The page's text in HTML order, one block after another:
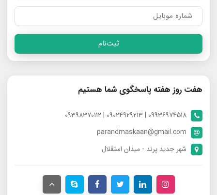
ثبت‌نام
هفت روز هفته پاسخگوی شما هستیم
09936974518 | 09024929213 | 09398370112
parandmaskaan@gmail.com
شهر جدید پرند - میدان استقلال